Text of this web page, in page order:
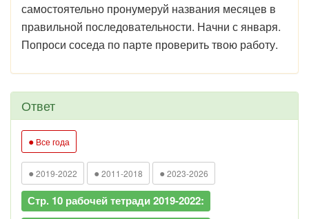
самостоятельно пронумеруй названия месяцев в
правильной последовательности. Начни с января.
Попроси соседа по парте проверить твою работу.
Ответ
● Все года
● 2019-2022 ● 2011-2018 ● 2023-2026
Стр. 10 рабочей тетради 2019-2022: